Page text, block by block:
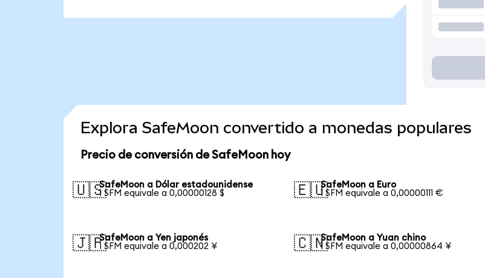
Explora SafeMoon convertido a monedas populares
Precio de conversión de SafeMoon hoy
🇺🇸SafeMoon a Dólar estadounidense
1 SFM equivale a 0,00000128 $
🇪🇺SafeMoon a Euro
1 SFM equivale a 0,00000111 €
🇯🇵SafeMoon a Yen japonés
1 SFM equivale a 0,000202 ¥
🇨🇳SafeMoon a Yuan chino
1 SFM equivale a 0,00000864 ¥